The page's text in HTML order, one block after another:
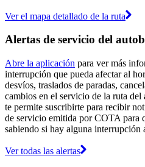
Ver el mapa detallado de la ruta
Alertas de servicio del
Abre la aplicación para ver más
interrupción que pueda afectar al
desvíos, traslados de paradas,
cambios en el servicio de la ruta del
te permite suscribirte para recibir
de servicio emitida por COTA para
sabiendo si hay alguna interrupción
Ver todas las alertas